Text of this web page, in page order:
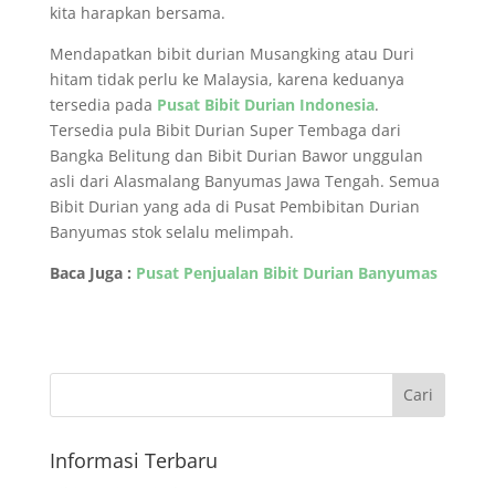
kita harapkan bersama.
Mendapatkan bibit durian Musangking atau Duri
hitam tidak perlu ke Malaysia, karena keduanya
tersedia pada Pusat Bibit Durian Indonesia.
Tersedia pula Bibit Durian Super Tembaga dari
Bangka Belitung dan Bibit Durian Bawor unggulan
asli dari Alasmalang Banyumas Jawa Tengah. Semua
Bibit Durian yang ada di Pusat Pembibitan Durian
Banyumas stok selalu melimpah.
Baca Juga : Pusat Penjualan Bibit Durian Banyumas
Informasi Terbaru